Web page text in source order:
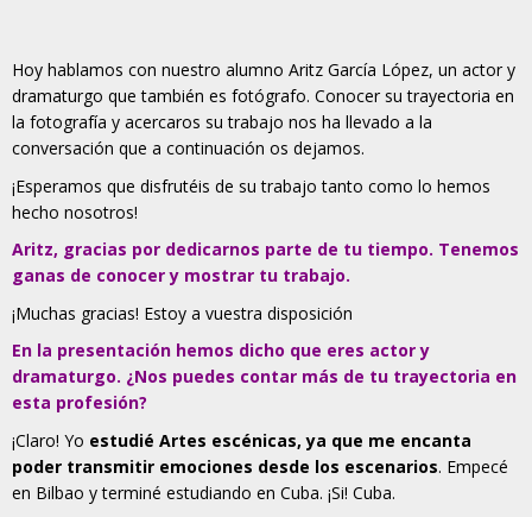
Hoy hablamos con nuestro alumno Aritz García López, un actor y
dramaturgo que también es fotógrafo. Conocer su trayectoria en
la fotografía y acercaros su trabajo nos ha llevado a la
conversación que a continuación os dejamos.
¡Esperamos que disfrutéis de su trabajo tanto como lo hemos
hecho nosotros!
Aritz, gracias por dedicarnos parte de tu tiempo. Tenemos
ganas de conocer y mostrar tu trabajo.
¡Muchas gracias! Estoy a vuestra disposición
En la presentación hemos dicho que eres actor y
dramaturgo. ¿Nos puedes contar más de tu trayectoria en
esta profesión?
¡Claro! Yo estudié Artes escénicas, ya que me encanta
poder transmitir emociones desde los escenarios. Empecé
en Bilbao y terminé estudiando en Cuba. ¡Si! Cuba.